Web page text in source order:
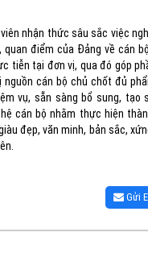
nhận thức sâu sắc việc
quan điểm của Đảng về cán
tiễn tại đơn vị, qua đó góp
nguồn cán bộ chủ chốt đủ
vụ, sẵn sàng bổ sung, tạo
cán bộ nhằm thực hiện
đẹp, văn minh, bản sắc,
Gửi